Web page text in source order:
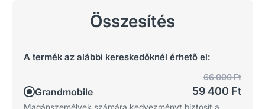
Összesítés
A termék az alábbi kereskedőknél érhető el:
Grandmobile
66 000 Ft
59 400 Ft
Magánszemélyek számára kedvezményt biztosít a